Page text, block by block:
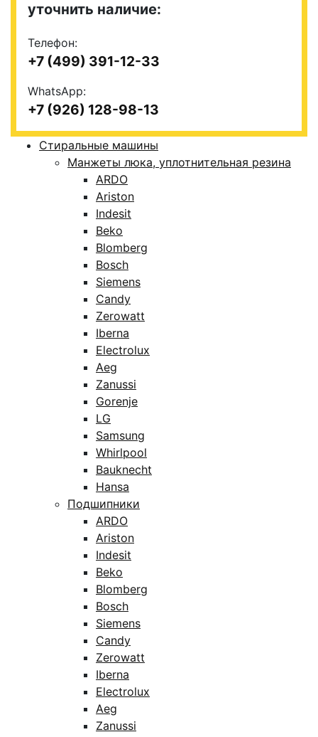
уточнить наличие:
Телефон:
+7 (499) 391-12-33
WhatsApp:
+7 (926) 128-98-13
Стиральные машины
Манжеты люка, уплотнительная резина
ARDO
Ariston
Indesit
Beko
Blomberg
Bosch
Siemens
Candy
Zerowatt
Iberna
Electrolux
Aeg
Zanussi
Gorenje
LG
Samsung
Whirlpool
Bauknecht
Hansa
Подшипники
ARDO
Ariston
Indesit
Beko
Blomberg
Bosch
Siemens
Candy
Zerowatt
Iberna
Electrolux
Aeg
Zanussi